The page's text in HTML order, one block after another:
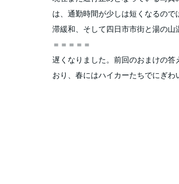
は、通勤時間が少しは短くなるの
滞緩和、そして四日市市街と湯の山
＝＝＝＝＝
遅くなりました。前回のおまけの
おり、春にはハイカーたちでにぎわ